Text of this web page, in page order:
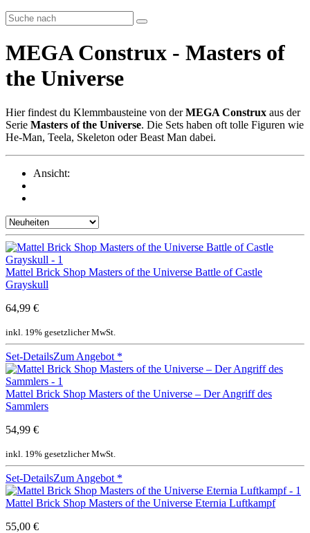
MEGA Construx - Masters of
the Universe
Hier findest du Klemmbausteine von derMEGA Construx aus der
Serie Masters of the Universe. Die Sets haben oft tolle Figuren wie
He-Man, Teela, Skeleton oder Beast Man dabei.
Ansicht:
Mattel Brick Shop Masters of the Universe Battle of Castle
Grayskull
64,99 €
inkl. 19% gesetzlicher MwSt.
Set-DetailsZum Angebot *
Mattel Brick Shop Masters of the Universe – Der Angriff des
Sammlers
54,99 €
inkl. 19% gesetzlicher MwSt.
Set-DetailsZum Angebot *
Mattel Brick Shop Masters of the Universe Eternia Luftkampf
55,00 €